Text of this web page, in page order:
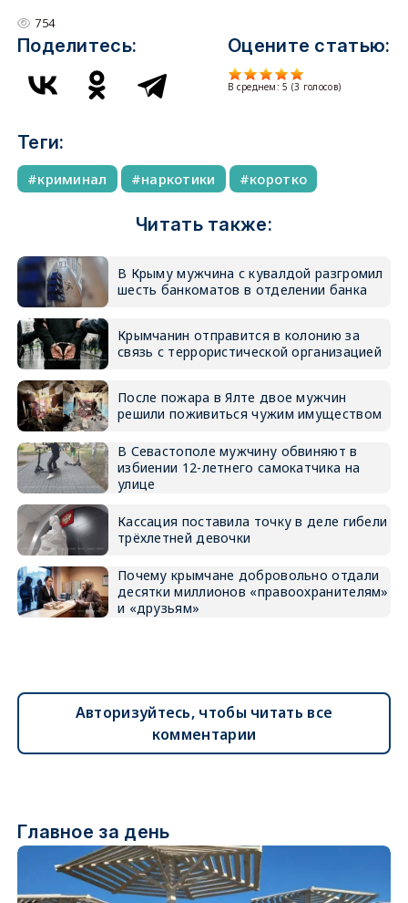
754
Поделитесь: Оцените статью:
В среднем:5 (3 голосов)
Теги:
криминал наркотики коротко
Читать также:
В Крыму мужчина с кувалдой разгромил
шесть банкоматов в отделении банка
Крымчанин отправится в колонию за
связь с террористической организацией
После пожара в Ялте двое мужчин
решили поживиться чужим имуществом
В Севастополе мужчину обвиняют в
избиении 12-летнего самокатчика на
улице
Кассация поставила точку в деле гибели
трёхлетней девочки
Почему крымчане добровольно отдали
десятки миллионов «правоохранителям»
и «друзьям»
Авторизуйтесь, чтобы читать все
комментарии
Главное за день